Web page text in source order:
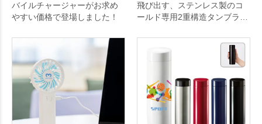
バイルチャージャーがお求め
やすい価格で登場しました！
飛び出す、ステンレス製のコ
ールド専用2重構造タンブラー